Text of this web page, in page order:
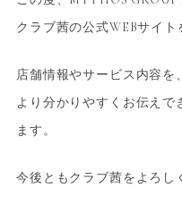
クラブ茜の公式WEBサイト
店舗情報やサービス内容を、
より分かりやすくお伝えで
ます。
今後ともクラブ茜をよろし